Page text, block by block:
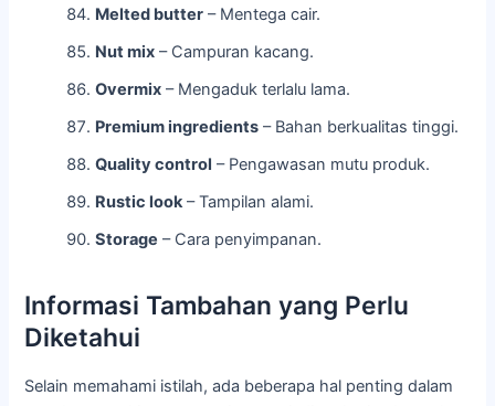
Melted butter – Mentega cair.
Nut mix – Campuran kacang.
Overmix – Mengaduk terlalu lama.
Premium ingredients – Bahan berkualitas tinggi.
Quality control – Pengawasan mutu produk.
Rustic look– Tampilan alami.
Storage – Cara penyimpanan.
Informasi Tambahan yang Perlu
Diketahui
Selain memahami istilah, ada beberapa hal penting dalam